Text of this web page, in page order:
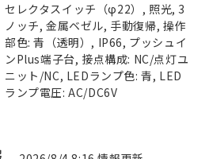
セレクタスイッチ（φ22）, 照光, 3
ノッチ, 金属ベゼル, 手動復帰, 操作
部色: 青（透明）, IP66, プッシュイ
ンPlus端子台, 接点構成: NC/点灯ユ
ニット/NC, LEDランプ色: 青, LED
ランプ電圧: AC/DC6V